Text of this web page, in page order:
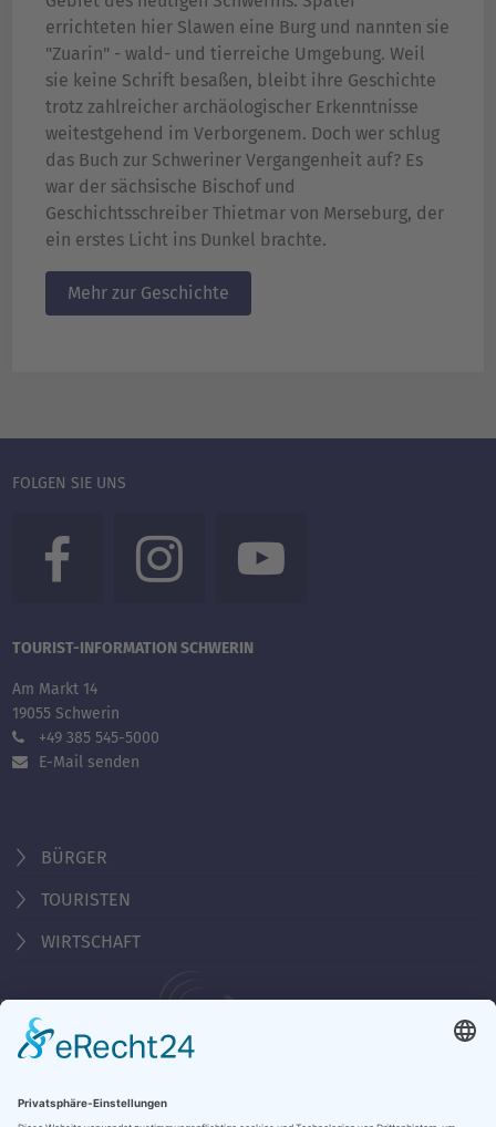
errichteten hier Slawen eine Burg und nannten sie
"Zuarin" - wald- und tierreiche Umgebung. Weil
sie keine Schrift besaßen, bleibt ihre Geschichte
trotz zahlreicher archäologischer Erkenntnisse
weitestgehend im Verborgenem. Doch wer schlug
das Buch zur Schweriner Vergangenheit auf? Es
war der sächsische Bischof und
Geschichtsschreiber Thietmar von Merseburg, der
ein erstes Licht ins Dunkel brachte.
Mehr zur Geschichte
FOLGEN SIE UNS
TOURIST-INFORMATION SCHWERIN
Am Markt 14
19055 Schwerin
+49 385 545-5000
E-Mail senden
BÜRGER
TOURISTEN
WIRTSCHAFT
Montag - Freitag 10:00 - 18:00 Uhr